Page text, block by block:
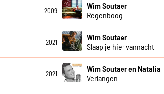
2009
Wim Soutaer
Regenboog
2021
Wim Soutaer
Slaap je hier vannacht
2021
Wim Soutaer en Natalia
Verlangen